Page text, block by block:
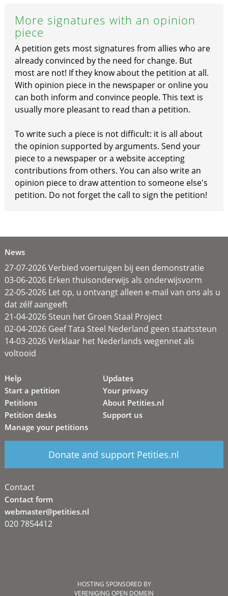
More signatures with an opinion
piece
A petition gets most signatures from allies who are
already convinced by the need for change. But
most are not! If they know about the petition at all.
With opinion piece in the newspaper or online you
can both inform and convince people. This text is
usually more pleasant to read than a petition.
To write such a piece is not difficult: it is all about
the opinion supported by arguments. Send your
piece to a newspaper or a website accepting
contributions from others. You can also write an
opinion piece to draw attention to someone else's
petition. Do not forget the call to sign the petition!
News
27-07-2026 Verbied voertuigen bij een demonstratie
03-06-2026 Erken thuisonderwijs als onderwijsvorm
22-05-2026 Let op, u ontvangt alleen e-mail van ons als u
dat zélf aangeeft
21-04-2026 Steun het Groen Staal Project
02-04-2026 Geef Tata Steel Nederland geen staatssteun
14-03-2026 Verklaar het Nederlands wegennet als
voltooid
Help
Start a petition
Petitions
Petition desks
Manage your petitions
Updates
Your privacy
About Petities.nl
Support us
Donate and support Petities.nl
Contact
Contact form
webmaster@petities.nl
020 7854412
HOSTING SPONSORED BY
VERENIGING OPEN DOMEIN